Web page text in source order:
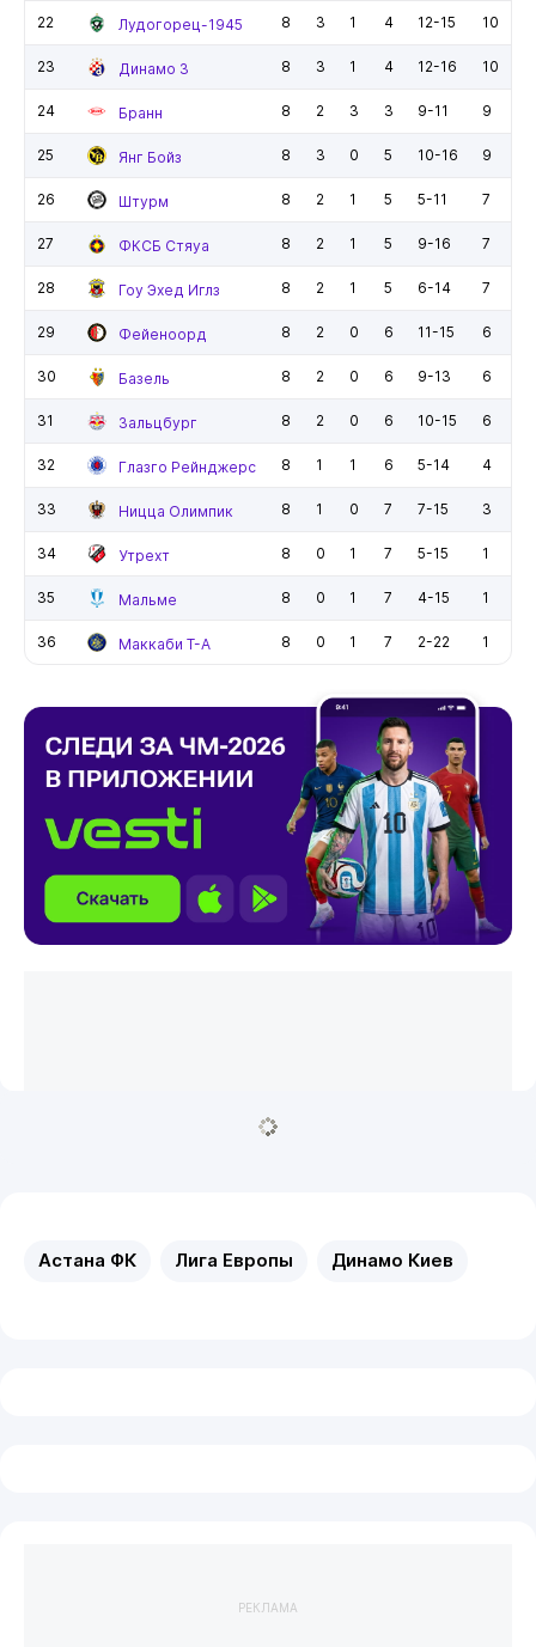
22 Лудогорец-1945 8 3 1 4 12-15 10
23 Динамо З 8 3 1 4 12-16 10
24 Бранн 8 2 3 3 9-11 9
25 Янг Бойз 8 3 0 5 10-16 9
26 Штурм 8 2 1 5 5-11 7
27 ФКСБ Стяуа 8 2 1 5 9-16 7
28 Гоу Эхед Иглз 8 2 1 5 6-14 7
29 Фейеноорд 8 2 0 6 11-15 6
30 Базель 8 2 0 6 9-13 6
31 Зальцбург 8 2 0 6 10-15 6
32 Глазго Рейнджерс 8 1 1 6 5-14 4
33 Ницца Олимпик 8 1 0 7 7-15 3
34 Утрехт 8 0 1 7 5-15 1
35 Мальме 8 0 1 7 4-15 1
36 Маккаби Т-А 8 0 1 7 2-22 1
Астана ФК Лига Европы Динамо Киев
РЕКЛАМА